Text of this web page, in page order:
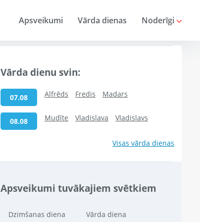
Apsveikumi Vārda dienas Noderīgi
Vārda dienu svin:
07.08 Alfrēds Fredis Madars
08.08 Mudīte Vladislava Vladislavs
Visas vārda dienas
Apsveikumi tuvākajiem svētkiem
Dzimšanas diena Vārda diena